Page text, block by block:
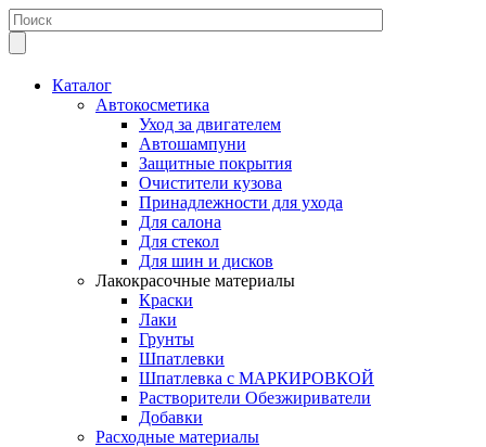
Каталог
Автокосметика
Уход за двигателем
Автошампуни
Защитные покрытия
Очистители кузова
Принадлежности для ухода
Для салона
Для стекол
Для шин и дисков
Лакокрасочные материалы
Краски
Лаки
Грунты
Шпатлевки
Шпатлевка с МАРКИРОВКОЙ
Растворители Обезжириватели
Добавки
Расходные материалы